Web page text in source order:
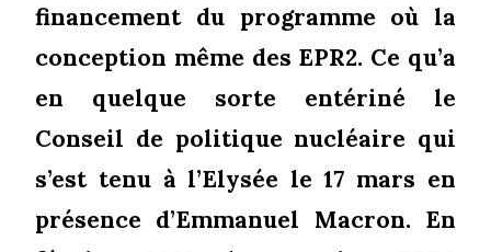
financement du programme où la
conception même des EPR2. Ce qu’a
en quelque sorte entériné le
Conseil de politique nucléaire qui
s’est tenu à l’Elysée le 17 mars en
présence d’Emmanuel Macron. En